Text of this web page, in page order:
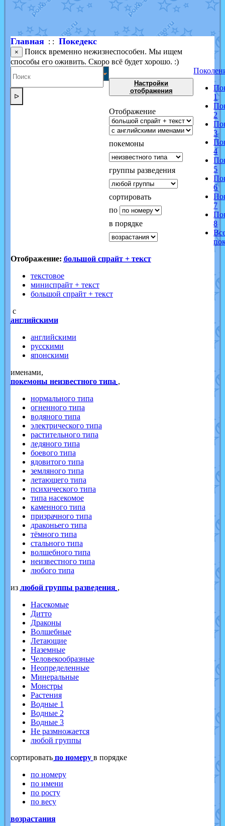
Shadow mismagiusотJOK_julia
в фанарте.
художникот vicavicaв фанарте.
Главная: : Покедекс
×
Поиск временно нежизнеспособен. Мы ищем
способы его оживить. Скоро всё будет хорошо. :)
ᐅ
Настройки
отображения
Отображение
покемоны
группы разведения
сортировать
по
в порядке
1
2
3
4
5
6
7
8
Отображение: большой спрайт + текст
текстовое
миниспрайт + текст
большой спрайт + текст
с
английскими
английскими
русскими
японскими
именами,
покемоны неизвестного типа ,
нормального типа
огненного типа
водяного типа
электрического типа
растительного типа
ледяного типа
боевого типа
ядовитого типа
земляного типа
летающего типа
психического типа
типа насекомое
каменного типа
призрачного типа
драконьего типа
тёмного типа
стального типа
волшебного типа
неизвестного типа
любого типа
из любой группы разведения ,
Насекомые
Дитто
Драконы
Волшебные
Летающие
Наземные
Человекообразные
Неопределенные
Минеральные
Монстры
Растения
Водные 1
Водные 2
Водные 3
Не размножается
любой группы
cортировать по номеру в порядке
по номеру
по имени
по росту
по весу
возрастания